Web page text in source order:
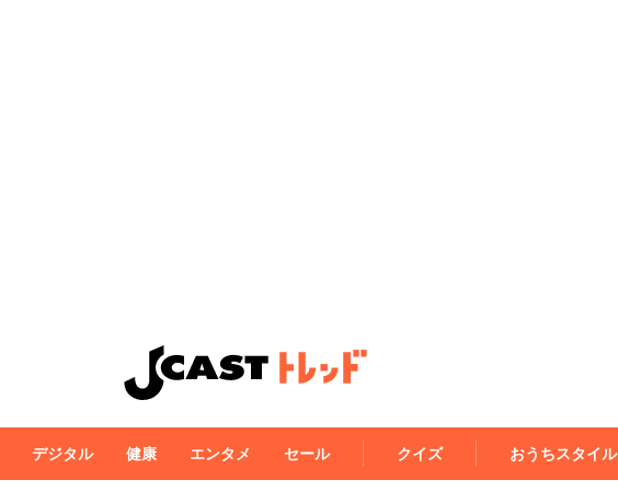
デジタル 健康 エンタメ セール クイズ おうちスタイル